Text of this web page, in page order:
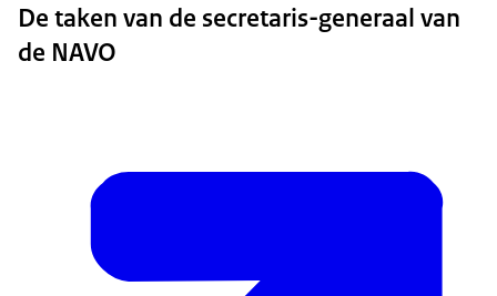
De taken van de secretaris-generaal van
de NAVO